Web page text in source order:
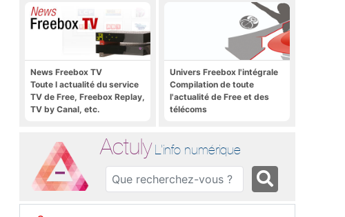
News Freebox TV
Toute l actualité du service
TV de Free, Freebox Replay,
TV by Canal, etc.
Univers Freebox l'intégrale
Compilation de toute
l'actualité de Free et des
télécoms
Actuly L'info numérique